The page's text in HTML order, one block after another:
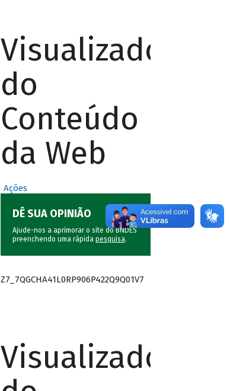
Visualizador
do
Conteúdo
da Web
Ações
DÊ SUA OPINIÃO
Ajude-nos a aprimorar o site do BNDES
preenchendo uma rápida pesquisa.
Z7_7QGCHA41L0RP906P422Q9Q01V7
Visualizador